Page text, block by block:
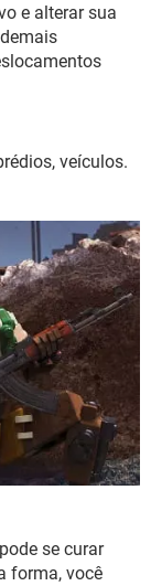
e alterar sua
veículos.
se curar
forma, você